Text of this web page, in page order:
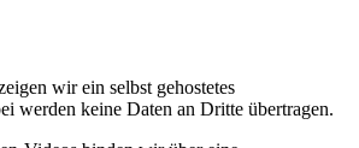
wir ein selbst gehostetes
werden keine Daten an Dritte übertragen.